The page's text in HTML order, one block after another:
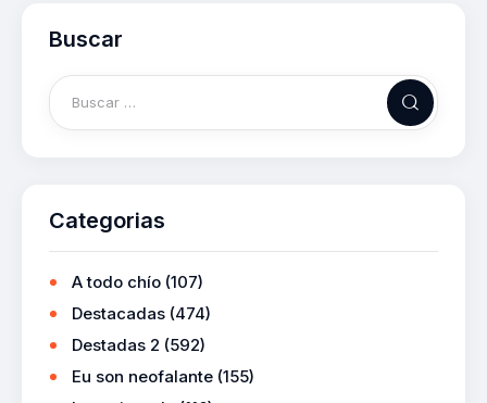
Buscar
Categorias
A todo chío (107)
Destacadas (474)
Destadas 2 (592)
Eu son neofalante (155)